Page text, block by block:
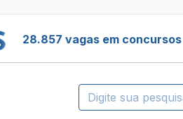
28.857 vagas em concursos